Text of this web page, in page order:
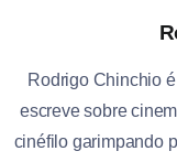
Rodrigo Chinchio
escreve sobre
cinéfilo garimpando